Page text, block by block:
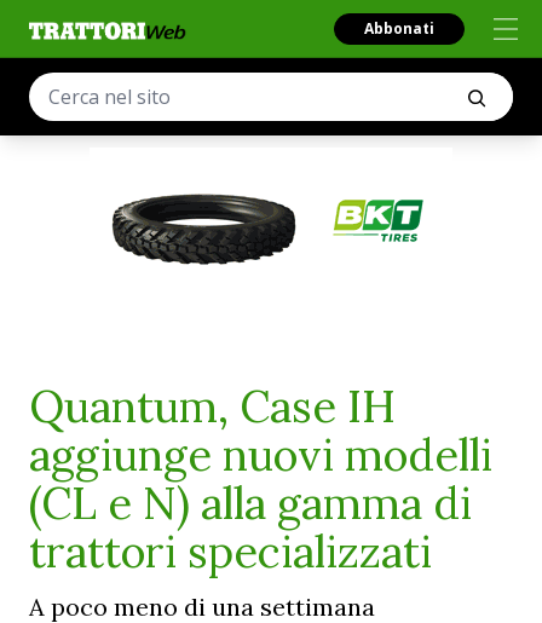
Abbonati
Quantum, Case IH
aggiunge nuovi modelli
(CL e N) alla gamma di
trattori specializzati
A poco meno di una settimana